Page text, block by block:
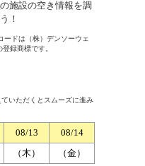
施設の空き情報を調
！
ードは（株）デンソーウェ
登録商標です。
いただくとスムーズに進み
08/13
08/14
（木） （金）